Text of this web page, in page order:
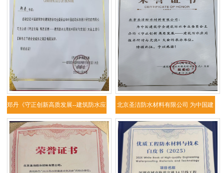
郑丹《守正创新高质发展--建筑防水应
用技
北京圣洁防水材料有限公司 为中国建
筑学会